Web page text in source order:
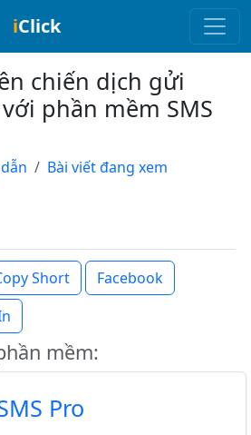
iClick
chiến dịch gửi
phần mềm SMS
Bài viết đang xem
Short
Facebook
mềm:
Pro